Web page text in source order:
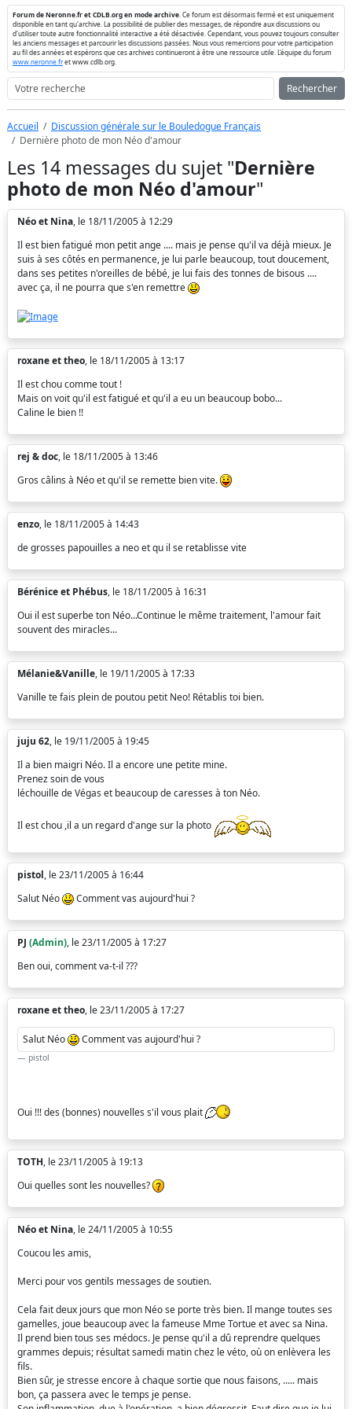
Forum de Neronne.fr et CDLB.org en mode archive . Ce forum est désormais fermé et est uniquement
disponible en tant qu'archive. La possibilité de publier des messages, de répondre aux discussions ou
d'utiliser toute autre fonctionnalité interactive a été désactivée. Cependant, vous pouvez toujours consulter
les anciens messages et parcourir les discussions passées. Nous vous remercions pour votre participation
au fil des années et espérons que ces archives continueront à être une ressource utile. L'équipe du forum
www.neronne.fret www.cdlb.org.
Rechercher
Accueil
Discussion générale sur le Bouledogue Français
Dernière photo de mon Néo d'amour
Les 14 messages du sujet "Dernière
photo de mon Néo d'amour"
Néo et Nina, le 18/11/2005 à 12:29
Il est bien fatigué mon petit ange .... mais je pense qu'il va déjà mieux. Je
suis à ses côtés en permanence, je lui parle beaucoup, tout doucement,
dans ses petites n'oreilles de bébé, je lui fais des tonnes de bisous ....
avec ça, il ne pourra que s'en remettre
roxane et theo, le 18/11/2005 à 13:17
Il est chou comme tout !
Mais on voit qu'il est fatigué et qu'il a eu un beaucoup bobo...
Caline le bien !!
rej & doc, le 18/11/2005 à 13:46
Gros câlins à Néo et qu'il se remette bien vite.
enzo, le 18/11/2005 à 14:43
de grosses papouilles a neo et qu il se retablisse vite
Bérénice et Phébus, le 18/11/2005 à 16:31
Oui il est superbe ton Néo...Continue le même traitement, l'amour fait
souvent des miracles...
Mélanie&Vanille, le 19/11/2005 à 17:33
Vanille te fais plein de poutou petit Neo! Rétablis toi bien.
juju 62, le 19/11/2005 à 19:45
Il a bien maigri Néo. Il a encore une petite mine.
Prenez soin de vous
léchouille de Végas et beaucoup de caresses à ton Néo.
Il est chou ,il a un regard d'ange sur la photo
pistol, le 23/11/2005 à 16:44
Salut Néo
Comment vas aujourd'hui ?
PJ (Admin), le 23/11/2005 à 17:27
Ben oui, comment va-t-il ???
roxane et theo, le 23/11/2005 à 17:27
Salut Néo Comment vas aujourd'hui ?
pistol
Oui !!! des (bonnes) nouvelles s'il vous plait
TOTH, le 23/11/2005 à 19:13
Oui quelles sont les nouvelles?
Néo et Nina, le 24/11/2005 à 10:55
Coucou les amis,
Merci pour vos gentils messages de soutien.
Cela fait deux jours que mon Néo se porte très bien. Il mange toutes ses
gamelles, joue beaucoup avec la fameuse Mme Tortue et avec sa Nina.
Il prend bien tous ses médocs. Je pense qu'il a dû reprendre quelques
grammes depuis; résultat samedi matin chez le véto, où on enlèvera les
fils.
Bien sûr, je stresse encore à chaque sortie que nous faisons, ..... mais
bon, ça passera avec le temps je pense.